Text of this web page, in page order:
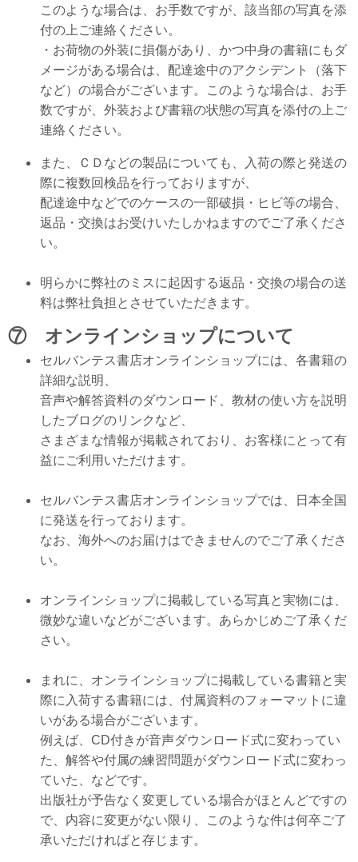
このような場合は、お手数ですが、該当部の写真を添
付の上ご連絡ください。
・お荷物の外装に損傷があり、かつ中身の書籍にもダ
メージがある場合は、 配達途中のアクシデント（落下
など）の場合がございます。
このような場合は、お手
数ですが、外装および書籍の状態の写真を添付の上ご
連絡ください。
また、ＣＤなどの製品についても、入荷の際と発送の
際に複数回検品を行っておりますが、
配達途中などでのケースの一部破損・ヒビ等の場合、
返品・交換はお受けいたしかねますのでご了承くださ
い。
明らかに弊社のミスに起因する返品・交換の場合の送
料は弊社負担とさせていただきます。
⑦ オンラインショップについて
セルバンテス書店オンラインショップには、各書籍の
詳細な説明、
音声や解答資料のダウンロード、教材の使い方を説明
したブログのリンクなど、
さまざまな情報が掲載されており、お客様にとって有
益にご利用いただけます。
セルバンテス書店オンラインショップでは、日本全国
に発送を行っております。
なお、海外へのお届けはできませんのでご了承くださ
い。
オンラインショップに掲載している写真と実物には、
微妙な違いなどがございます。あらかじめご了承くだ
さい。
まれに、オンラインショップに掲載している書籍と実
際に入荷する書籍には、付属資料のフォーマットに違
いがある場合がございます。
例えば、CD付きが音声ダウンロード式に変わってい
た、解答や付属の練習問題がダウンロード式に変わっ
ていた、などです。
出版社が予告なく変更している場合がほとんどですの
で、内容に変更がない限り、このような件は何卒ご了
承いただければと存じます。